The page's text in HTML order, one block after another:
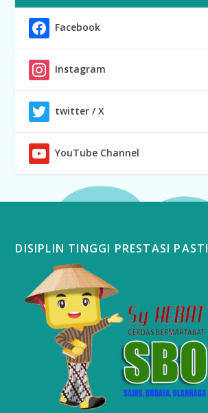
Facebook
Instagram
twitter / X
YouTube Channel
DISIPLIN TINGGI PRESTASI PASTI